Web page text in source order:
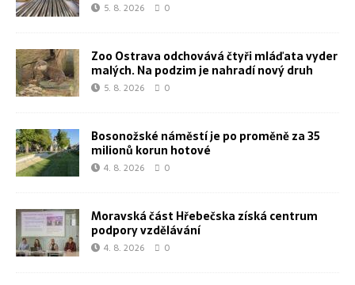
5. 8. 2026 0
Zoo Ostrava odchovává čtyři mláďata vyder
malých. Na podzim je nahradí nový druh
5. 8. 2026 0
Bosonožské náměstí je po proměně za 35
milionů korun hotové
4. 8. 2026 0
Moravská část Hřebečska získá centrum
podpory vzdělávání
4. 8. 2026 0